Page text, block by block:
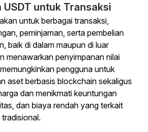
USDT untuk Transaksi
untuk berbagai transaksi,
peminjaman, serta pembelian
baik di dalam maupun di luar
menawarkan penyimpanan nilai
pengguna untuk
aset berbasis blockchain sekaligus
dan menikmati keuntungan
dan biaya rendah yang terkait